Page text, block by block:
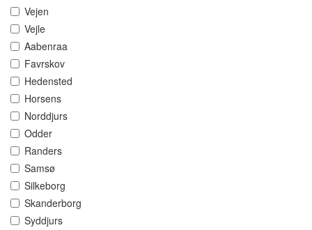
Vejen
Vejle
Aabenraa
Favrskov
Hedensted
Horsens
Norddjurs
Odder
Randers
Samsø
Silkeborg
Skanderborg
Syddjurs